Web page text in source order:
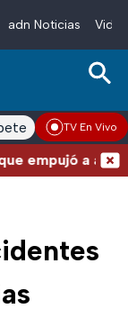
adn Noticias
Noticias RadioTV En Vivo
a adulto